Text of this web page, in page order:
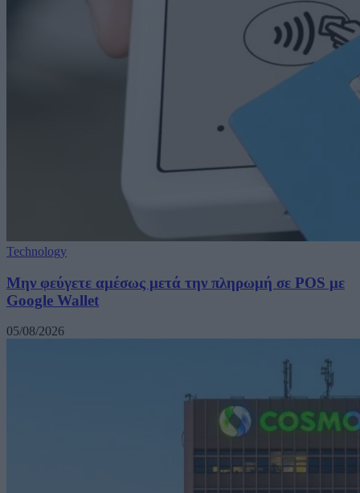
Technology
Μην φεύγετε αμέσως μετά την πληρωμή σε POS με
Google Wallet
05/08/2026